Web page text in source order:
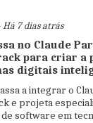
7 dias atrás
no Claude
para criar a
digitais
a integrar o
e projeta
software em